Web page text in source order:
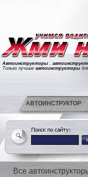
Автоинструкторы ,
Только лучшие автоинструкторы
АВТОИНСТРУКТОР
Все